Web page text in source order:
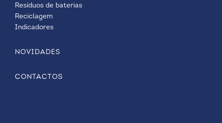
Resíduos de baterias
Reciclagem
Indicadores
NOVIDADES
CONTACTOS